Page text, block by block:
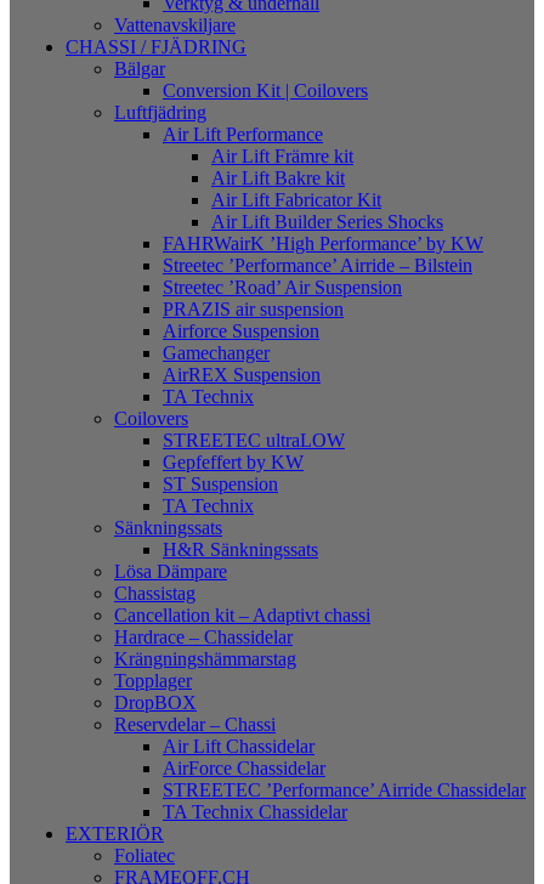
Vattenavskiljare
CHASSI / FJÄDRING
Bälgar
Conversion Kit | Coilovers
Luftfjädring
Air Lift Performance
Air Lift Främre kit
Air Lift Bakre kit
Air Lift Fabricator Kit
Air Lift Builder Series Shocks
FAHRWairK ’High Performance’ by KW
Streetec ’Performance’ Airride – Bilstein
Streetec ’Road’ Air Suspension
PRAZIS air suspension
Airforce Suspension
Gamechanger
AirREX Suspension
TA Technix
Coilovers
STREETEC ultraLOW
Gepfeffert by KW
ST Suspension
TA Technix
Sänkningssats
H&R Sänkningssats
Lösa Dämpare
Chassistag
Cancellation kit – Adaptivt chassi
Hardrace – Chassidelar
Krängningshämmarstag
Topplager
DropBOX
Reservdelar – Chassi
Air Lift Chassidelar
AirForce Chassidelar
STREETEC ’Performance’ Airride Chassidelar
TA Technix Chassidelar
EXTERIÖR
Foliatec
FRAMEOFF.CH